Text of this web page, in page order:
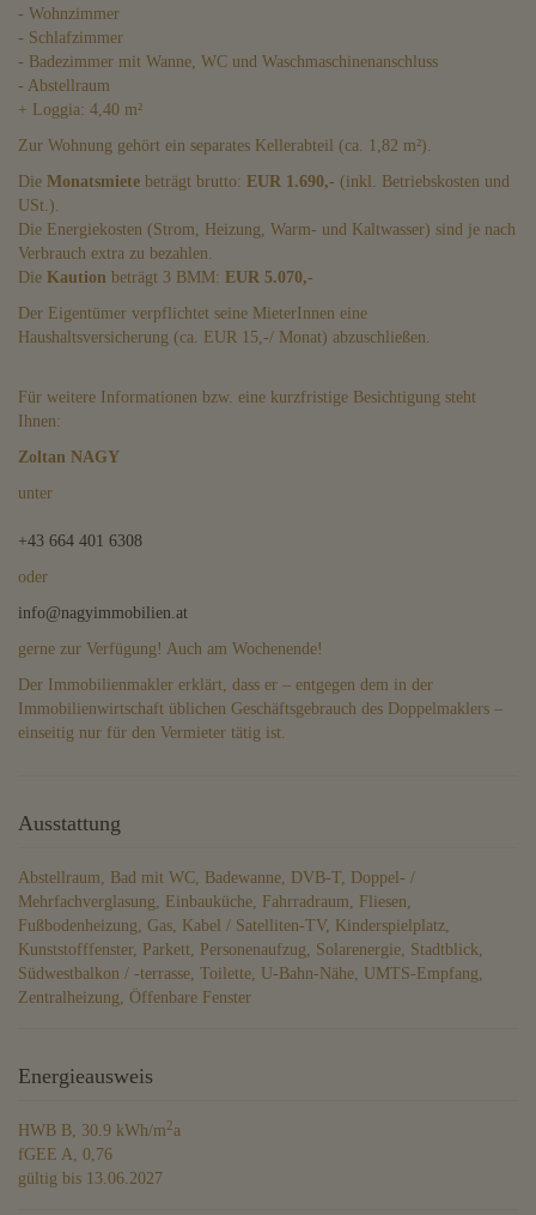
- Wohnzimmer
- Schlafzimmer
- Badezimmer mit Wanne, WC und Waschmaschinenanschluss
- Abstellraum
+ Loggia: 4,40 m²
Zur Wohnung gehört ein separates Kellerabteil (ca. 1,82 m²).
Die Monatsmiete beträgt brutto: EUR 1.690,- (inkl. Betriebskosten und
USt.).
Die Energiekosten (Strom, Heizung, Warm- und Kaltwasser) sind je nach
Verbrauch extra zu bezahlen.
Die Kaution beträgt 3 BMM: EUR 5.070,-
Der Eigentümer verpflichtet seine MieterInnen eine
Haushaltsversicherung (ca. EUR 15,-/ Monat) abzuschließen.
Für weitere Informationen bzw. eine kurzfristige Besichtigung steht
Ihnen:
Zoltan NAGY
unter
+43 664 401 6308
oder
info@nagyimmobilien.at
gerne zur Verfügung! Auch am Wochenende!
Der Immobilienmakler erklärt, dass er – entgegen dem in der
Immobilienwirtschaft üblichen Geschäftsgebrauch des Doppelmaklers –
einseitig nur für den Vermieter tätig ist.
Ausstattung
Abstellraum Bad mit WC Badewanne DVB-T
Doppel- /
Mehrfachverglasung
Einbauküche Fahrradraum
Fliesen
Fußbodenheizung Gas Kabel / Satelliten-TV
Kinderspielplatz
Kunststofffenster
Parkett Personenaufzug Solarenergie Stadtblick
Südwestbalkon / -terrasse Toilette U-Bahn-Nähe UMTS-Empfang
Zentralheizung Öffenbare Fenster
Energieausweis
HWB B, 30.9 kWh/m2a
fGEE A, 0,76
gültig bis 13.06.2027